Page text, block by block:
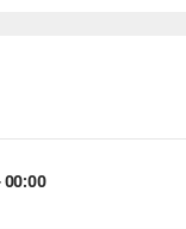
00:00